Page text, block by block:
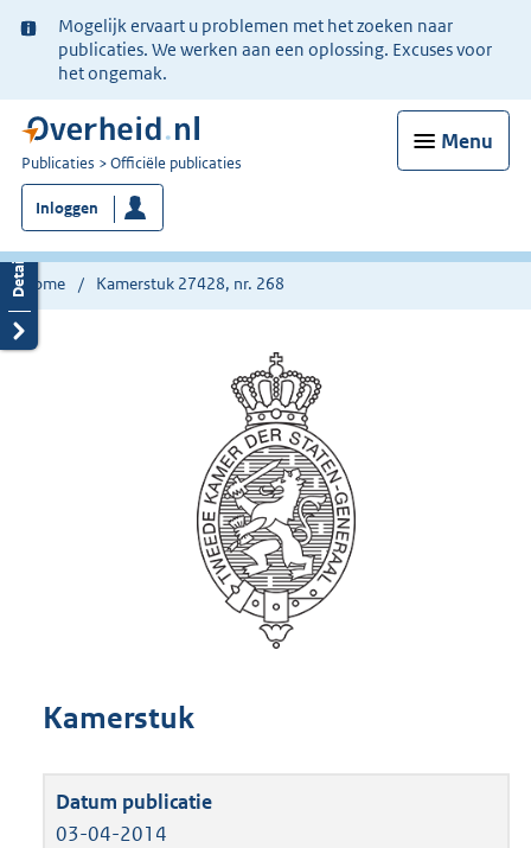
Ter
informatie:
Mogelijk ervaart u problemen met het zoeken naar
publicaties. We werken aan een oplossing. Excuses voor
het ongemak.
Menu
U
bent
nu
hier:
Publicaties Officiële publicaties
Inloggen
Home Kamerstuk 27428, nr. 268
Kamerstuk
03-04-2014